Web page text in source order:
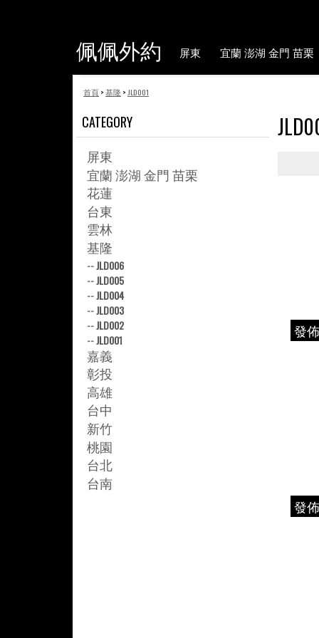
佩佩外約 屏東 宜蘭 澎湖 金門 苗栗
首頁>基隆> JLD001
發
發
CATEGORY
屏東
宜蘭 澎湖 金門 苗栗
花蓮
台東
雲林
基隆
--JLD006
--JLD005
--JLD004
--JLD003
--JLD002
--JLD001
嘉義
彰投
高雄
台中
新竹
桃園
台北
台南